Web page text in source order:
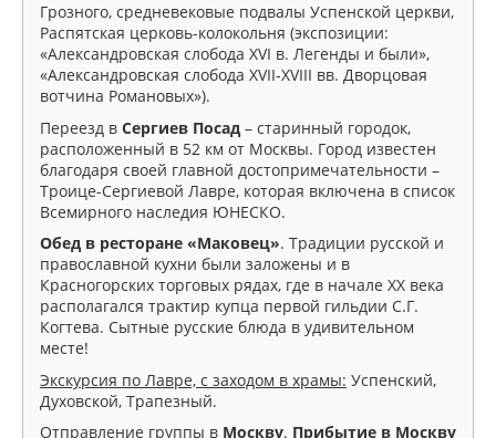
Грозного, средневековые подвалы Успенской церкви,
Распятская церковь-колокольня (экспозиции:
«Александровская слобода XVI в. Легенды и были»,
«Александровская слобода XVII-XVIII вв. Дворцовая
вотчина Романовых»).
Переезд в Сергиев Посад – старинный городок,
расположенный в 52 км от Москвы. Город известен
благодаря своей главной достопримечательности –
Троице-Сергиевой Лавре, которая включена в список
Всемирного наследия ЮНЕСКО.
Обед в ресторане «Маковец». Традиции русской и
православной кухни были заложены и в
Красногорских торговых рядах, где в начале XX века
располагался трактир купца первой гильдии С.Г.
Когтева. Сытные русские блюда в удивительном
месте!
Экскурсия по Лавре, с заходом в храмы: Успенский,
Духовской, Трапезный.
Отправление группы в Москву. Прибытие в Москву